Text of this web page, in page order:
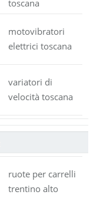
toscana
motovibratori
elettrici toscana
variatori di
velocità toscana
ruote per carrelli
trentino alto